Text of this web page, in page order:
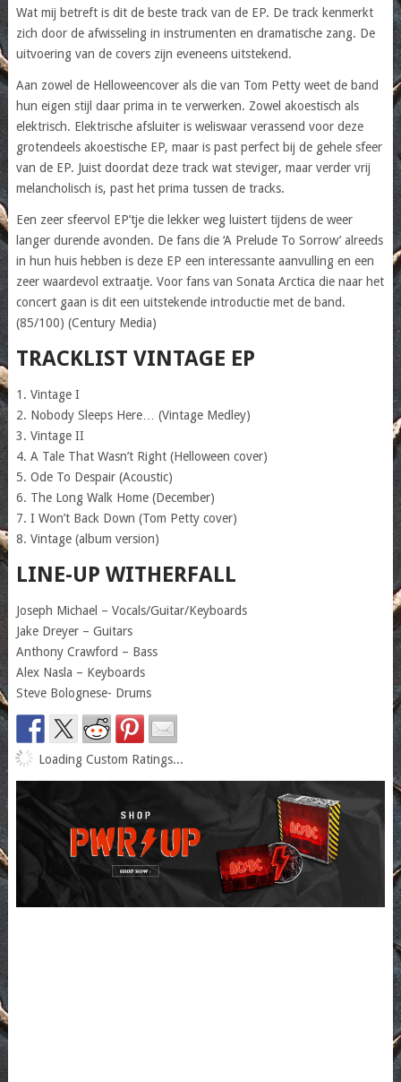
Wat mij betreft is dit de beste track van de EP. De track kenmerkt
zich door de afwisseling in instrumenten en dramatische zang. De
uitvoering van de covers zijn eveneens uitstekend.
Aan zowel de Helloweencover als die van Tom Petty weet de band
hun eigen stijl daar prima in te verwerken. Zowel akoestisch als
elektrisch. Elektrische afsluiter is weliswaar verassend voor deze
grotendeels akoestische EP, maar is past perfect bij de gehele sfeer
van de EP. Juist doordat deze track wat steviger, maar verder vrij
melancholisch is, past het prima tussen de tracks.
Een zeer sfeervol EP’tje die lekker weg luistert tijdens de weer
langer durende avonden. De fans die ‘A Prelude To Sorrow’ alreeds
in hun huis hebben is deze EP een interessante aanvulling en een
zeer waardevol extraatje. Voor fans van Sonata Arctica die naar het
concert gaan is dit een uitstekende introductie met de band.
(85/100) (Century Media)
TRACKLIST VINTAGE EP
1. Vintage I
2. Nobody Sleeps Here… (Vintage Medley)
3. Vintage II
4. A Tale That Wasn’t Right (Helloween cover)
5. Ode To Despair (Acoustic)
6. The Long Walk Home (December)
7. I Won’t Back Down (Tom Petty cover)
8. Vintage (album version)
LINE-UP WITHERFALL
Joseph Michael – Vocals/Guitar/Keyboards
Jake Dreyer – Guitars
Anthony Crawford – Bass
Alex Nasla – Keyboards
Steve Bolognese- Drums
Loading Custom Ratings...